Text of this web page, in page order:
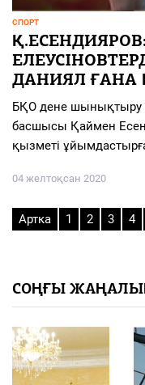
СПОРТ
ДАНИЯЛ ҒАНА
БҚО дене шынықтыру
басшысы Қаймен
қызметі
04 желтоқсан 2020
Артка 1 2 3 4
СОҢҒЫ